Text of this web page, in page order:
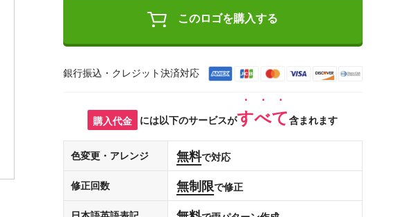
このロゴを購入する
銀行振込・クレジット決済対応
購入代金 には以下のサービスがすべて含まれます
色変更・アレンジ 無料で対応
修正回数 無制限で修正